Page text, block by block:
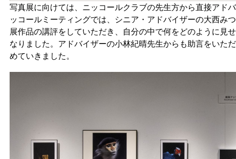
写真展に向けては、ニッコールクラブの先生方から直接アド
ッコールミーティングでは、シニア・アドバイザーの大西み
展作品の講評をしていただき、自分の中で何をどのように見
なりました。アドバイザーの小林紀晴先生からも助言をいた
めていきました。